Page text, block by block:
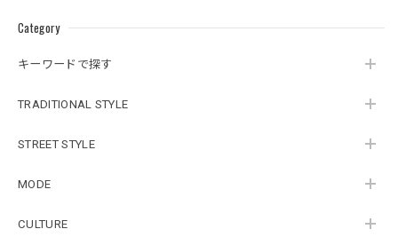
Category
キーワードで探す
TRADITIONAL STYLE
STREET STYLE
MODE
CULTURE